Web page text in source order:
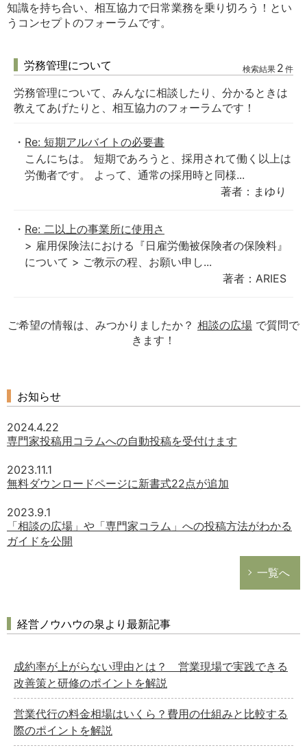
知識を持ち合い、相互協力で日常業務を乗り切ろう！とい
うコンセプトのフォーラムです。
労務管理について 検索結果 2 件
労務管理について、みんなに相談したり、分かるときは
教えてあげたりと、相互協力のフォーラムです！
Re: 短期アルバイトの必要書
‍こんにちは。 短期であろうと、採用されて働く以上は
労働者です。 よって、通常の採用時と同様...
著者：まゆり
Re: 二以上の事業所に使用さ
> 雇用保険法における『日雇労働被保険者の保険料』
について > ご教示の程、お願い申し...
著者：ARIES
ご希望の情報は、みつかりましたか？ 相談の広場 で質問で
きます！
お知らせ
2024.4.22
専門家投稿用コラムへの自動投稿を受付けます
2023.11.1
無料ダウンロードページに新書式22点が追加
2023.9.1
「相談の広場」や「専門家コラム」への投稿方法がわかる
ガイドを公開
一覧へ
経営ノウハウの泉より最新記事
成約率が上がらない理由とは？ 営業現場で実践できる
改善策と研修のポイントを解説
営業代行の料金相場はいくら？費用の仕組みと比較する
際のポイントを解説